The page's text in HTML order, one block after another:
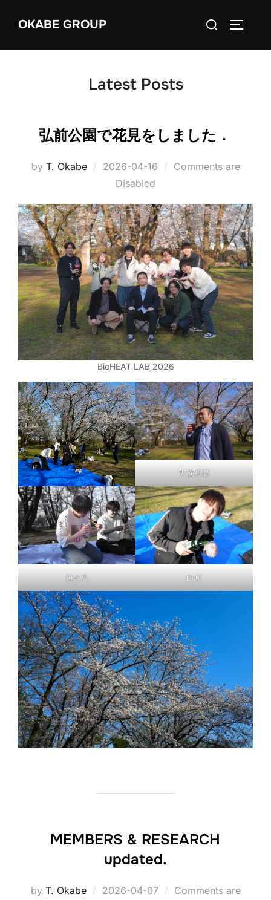
OKABE GROUP
Search
Latest Posts
弘前公園で花見をしました．
by T. Okabe
Posted
2026-04-16
Comments are
Disabled
BioHEAT LAB 2026
大漁祈願
焼き鳥 白州
MEMBERS & RESEARCH
updated.
by T. Okabe
Posted
2026-04-07
Comments are